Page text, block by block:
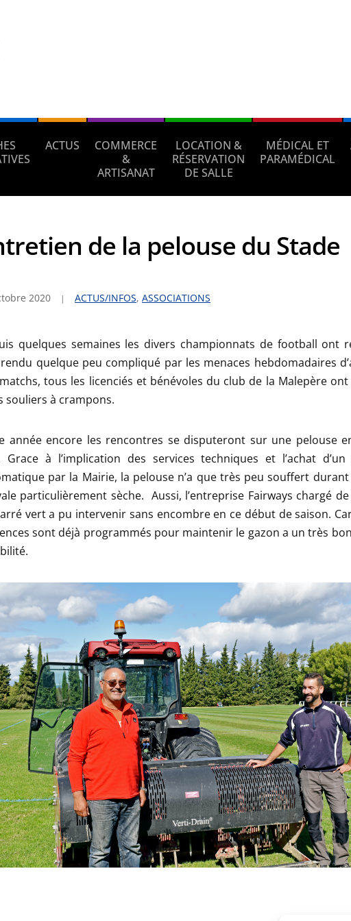
ACTUS
COMMERCE
&
ARTISANAT
LOCATION &
RÉSERVATION
DE SALLE
MÉDICAL ET
PARAMÉDICAL
de la pelouse du Stade
2020 ACTUS/INFOS, ASSOCIATIONS
quelques semaines les divers championnats de football ont
quelque peu compliqué par les menaces hebdomadaires
tous les licenciés et bénévoles du club de la Malepère
souliers à crampons.
année encore les rencontres se disputeront sur une pelouse
Grace à l’implication des services techniques et l’achat d’un
par la Mairie, la pelouse n’a que très peu souffert
particulièrement sèche. Aussi, l’entreprise Fairways chargé de
vert a pu intervenir sans encombre en ce début de saison.
sont déjà programmés pour maintenir le gazon a un très